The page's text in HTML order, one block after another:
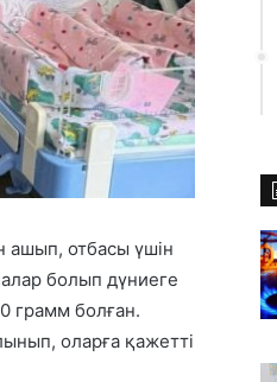
ашып, отбасы үшін
болып дүниеге
грамм болған.
оларға қажетті